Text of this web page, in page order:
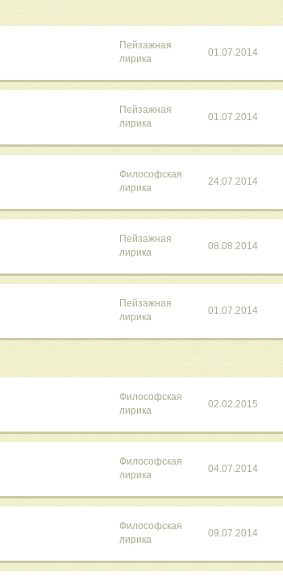
Пейзажная
лирика
01.07.2014
Пейзажная
лирика
01.07.2014
Философская
лирика
24.07.2014
Пейзажная
лирика
08.08.2014
Пейзажная
лирика
01.07.2014
Философская
лирика
02.02.2015
Философская
лирика
04.07.2014
Философская
лирика
09.07.2014